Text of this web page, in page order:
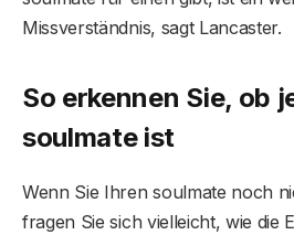
Missverständnis, sagt Lancaster.
So erkennen Sie, ob
soulmate ist
Wenn Sie Ihren soulmate noch
fragen Sie sich vielleicht, wie die